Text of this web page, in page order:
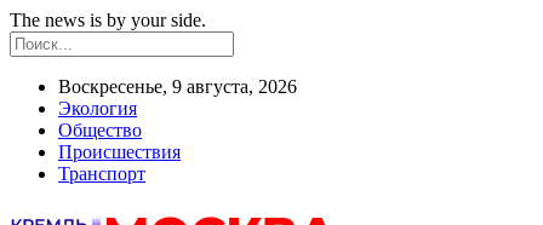
The news is by your side.
Воскресенье, 9 августа, 2026
Экология
Общество
Происшествия
Транспорт